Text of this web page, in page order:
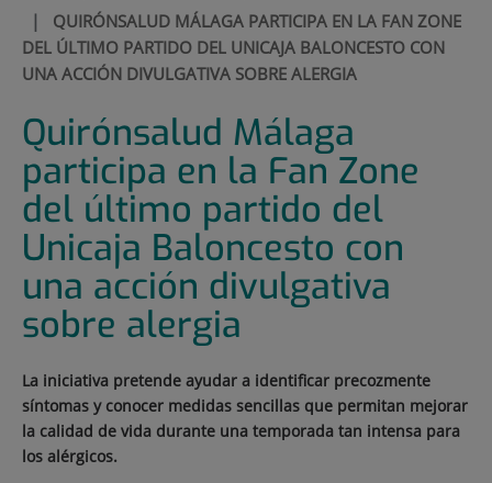
| QUIRÓNSALUD MÁLAGA PARTICIPA EN LA FAN ZONE
DEL ÚLTIMO PARTIDO DEL UNICAJA BALONCESTO CON
UNA ACCIÓN DIVULGATIVA SOBRE ALERGIA
Quirónsalud Málaga
participa en la Fan Zone
del último partido del
Unicaja Baloncesto con
una acción divulgativa
sobre alergia
La iniciativa pretende ayudar a identificar precozmente
síntomas y conocer medidas sencillas que permitan mejorar
la calidad de vida durante una temporada tan intensa para
los alérgicos.